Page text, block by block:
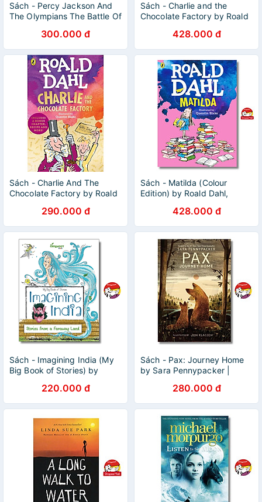
Sách - Percy Jackson And
The Olympians The Battle Of
300.000 đ
Sách - Charlie and the
Chocolate Factory by Roald
Tiếng Anh trẻ em
428.000 đ
Sách - Charlie And The
Chocolate Factory by Roald
290.000 đ
Sách - Matilda (Colour
Edition) by Roald Dahl,
UK/English Children Book
428.000 đ
Sách - Imagining India (My
Big Book of Stories) by
220.000 đ
Sách - Pax: Journey Home
by Sara Pennypacker |
thuyết trẻ em / Ngoại văn
280.000 đ